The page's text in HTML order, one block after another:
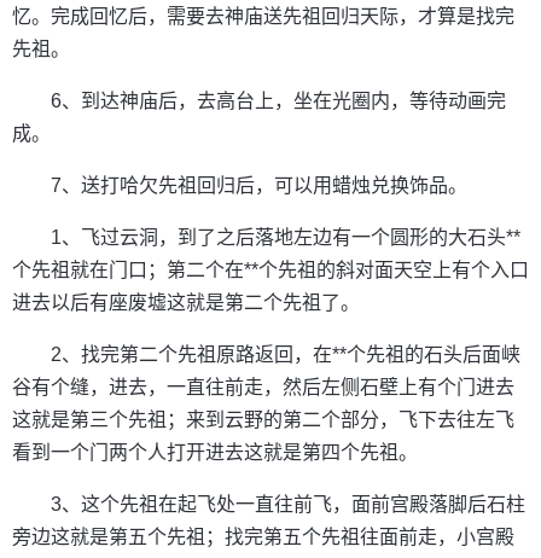
忆。完成回忆后，需要去神庙送先祖回归天际，才算是找完
先祖。
6、到达神庙后，去高台上，坐在光圈内，等待动画完
成。
7、送打哈欠先祖回归后，可以用蜡烛兑换饰品。
1、飞过云洞，到了之后落地左边有一个圆形的大石头**
个先祖就在门口；第二个在**个先祖的斜对面天空上有个入口
进去以后有座废墟这就是第二个先祖了。
2、找完第二个先祖原路返回，在**个先祖的石头后面峡
谷有个缝，进去，一直往前走，然后左侧石壁上有个门进去
这就是第三个先祖；来到云野的第二个部分，飞下去往左飞
看到一个门两个人打开进去这就是第四个先祖。
3、这个先祖在起飞处一直往前飞，面前宫殿落脚后石柱
旁边这就是第五个先祖；找完第五个先祖往面前走，小宫殿